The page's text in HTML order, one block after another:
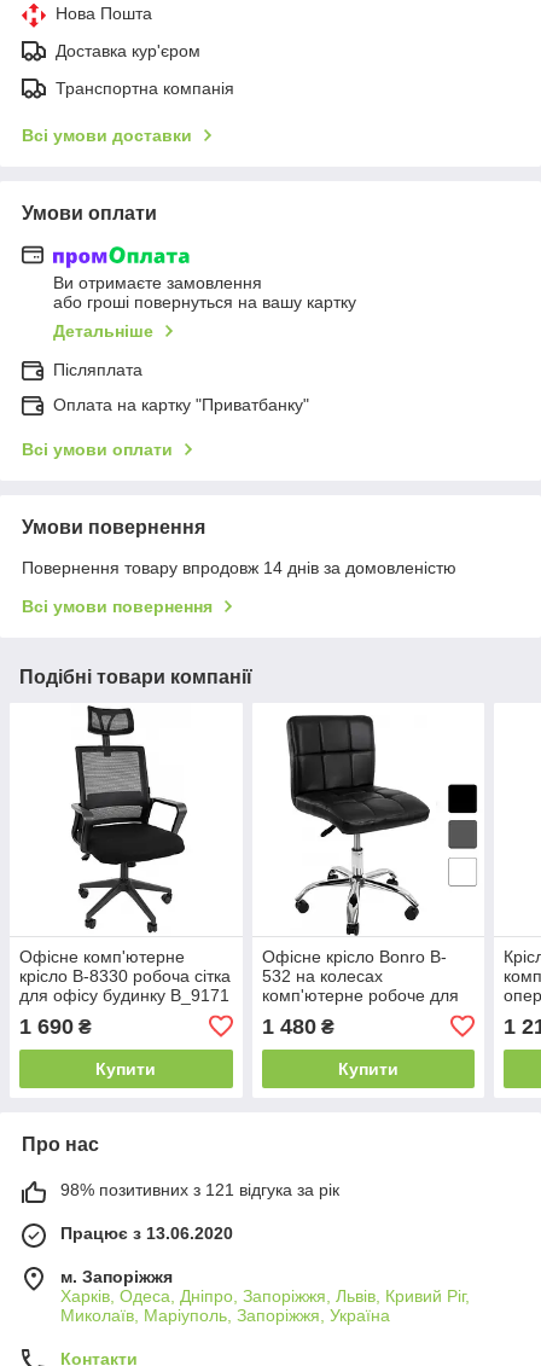
Нова Пошта
Доставка кур'єром
Транспортна компанія
Всі умови доставки
Умови оплати
Ви отримаєте замовлення
або гроші повернуться на вашу картку
Детальніше
Післяплата
Оплата на картку "Приватбанку"
Всі умови оплати
Умови повернення
Повернення товару впродовж 14 днів за домовленістю
Всі умови повернення
Подібні товари компанії
Офісне комп'ютерне
крісло B-8330 робоча сітка
для офісу будинку B_9171
1 690 ₴
Купити
Офісне крісло Bonro B-
532 на колесах
комп'ютерне робоче для
B_9172
1 480₴
Купити
1
Про нас
98% позитивних з 121 відгука за рік
Працює з 13.06.2020
м. Запоріжжя
Харків, Одеса, Дніпро, Запоріжжя, Львів, Кривий Ріг,
Миколаїв, Маріуполь, Запоріжжя, Україна
Контакти